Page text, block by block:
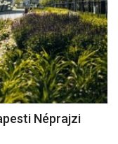
Néprajzi